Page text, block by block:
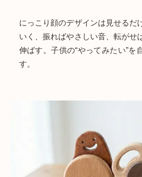
にっこり顔のデザインは見せるだ
いく、振ればやさしい音、転がせ
伸ばす。子供の“やってみたい”を
す。